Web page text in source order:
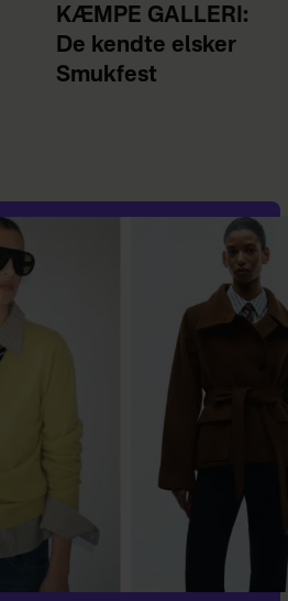
KÆMPE GALLERI:
De kendte elsker
Smukfest